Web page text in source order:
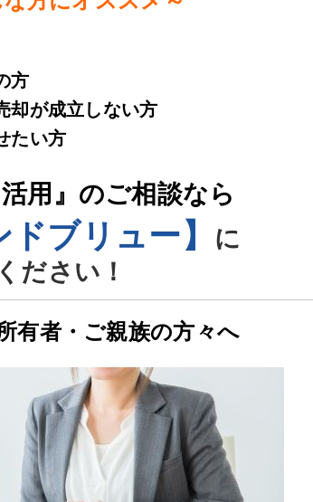
方
却が成立しない方
たい方
用』のご相談なら
ブリュー】 に
ださい！
有者・ご親族の方々へ